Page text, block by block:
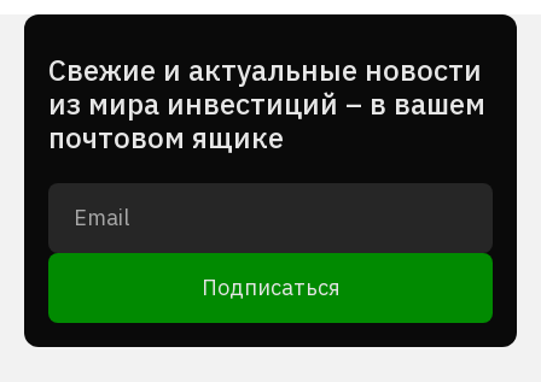
Cвежие и актуальные новости
из мира инвестиций – в вашем
почтовом ящике
Подписаться